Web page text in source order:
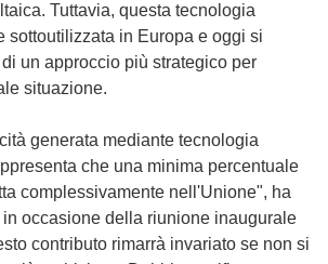
Tuttavia, questa tecnologia
sottoutilizzata in Europa e oggi si
un approccio più strategico per
situazione.
generata mediante tecnologia
che una minima percentuale
complessivamente nell'Unione", ha
occasione della riunione inaugurale
contributo rimarrà invariato se non si